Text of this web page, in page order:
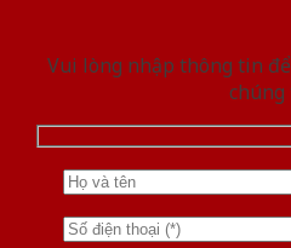
Vui lòng nhập thông tin
chúng